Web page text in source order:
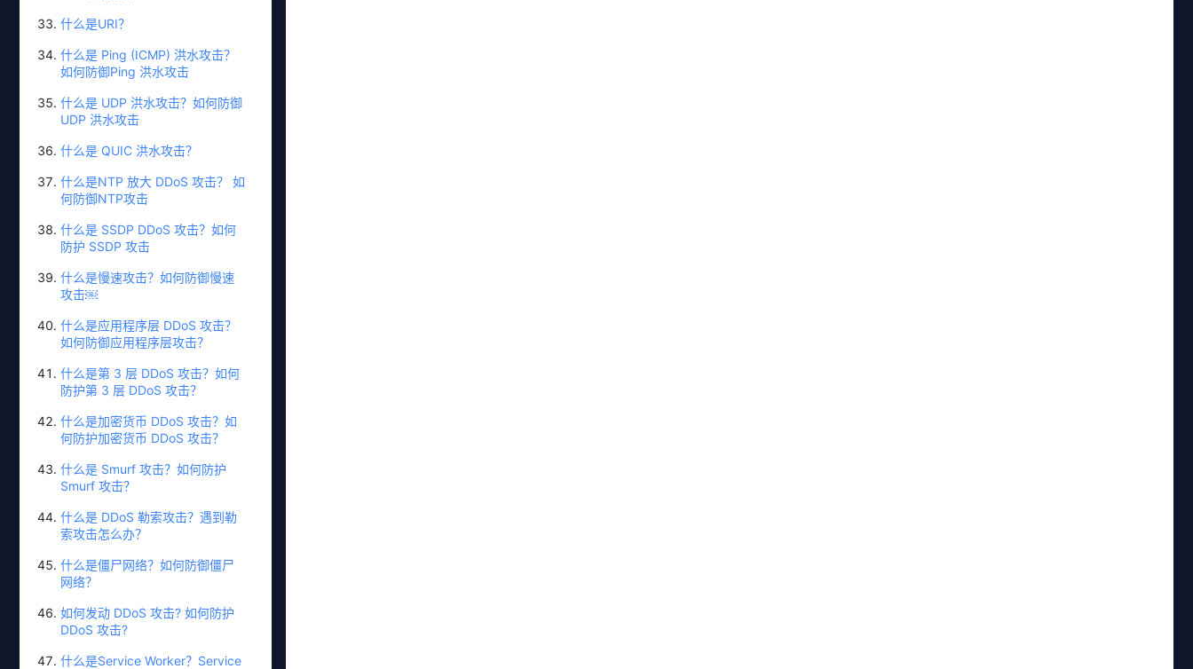
什么是URI？
什么是 Ping (ICMP) 洪水攻击？
如何防御Ping 洪水攻击
什么是 UDP 洪水攻击？如何防御
UDP 洪水攻击
什么是 QUIC 洪水攻击？
什么是NTP 放大 DDoS 攻击？ 如
何防御NTP攻击
什么是 SSDP DDoS 攻击？如何
防护 SSDP 攻击
什么是慢速攻击？如何防御慢速
攻击￼
什么是应用程序层 DDoS 攻击？
如何防御应用程序层攻击？
什么是第 3 层 DDoS 攻击？如何
防护第 3 层 DDoS 攻击？
什么是加密货币 DDoS 攻击？如
何防护加密货币 DDoS 攻击？
什么是 Smurf 攻击？如何防护
Smurf 攻击？
什么是 DDoS 勒索攻击？遇到勒
索攻击怎么办？
什么是僵尸网络？如何防御僵尸
网络？
如何发动 DDoS 攻击? 如何防护
DDoS 攻击?
什么是Service Worker？Service